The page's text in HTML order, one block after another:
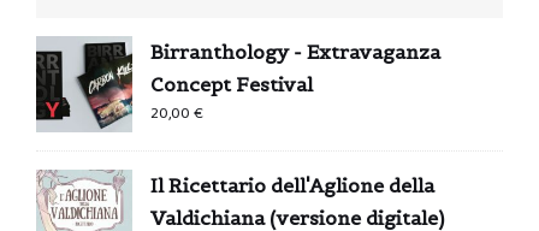
Birranthology - Extravaganza
Concept Festival
20,00€
Il Ricettario dell'Aglione della
Valdichiana (versione digitale)